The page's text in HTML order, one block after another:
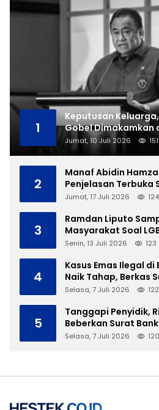
1
Keputusan
Gobel Dimakamkan
Jumat, 10 Juli 2026 151
2
Manaf Abidin
Penjelasan Terbuka
Skripsi Mahasiswi
Jumat, 17 Juli 2026 124
3
Ramdan Liputo
Masyarakat Soal
Gubernur Gusnar
Senin, 13 Juli 2026 123
4
Kasus Emas Ilegal
Naik Tahap, Berkas
ke JPU
Selasa, 7 Juli 2026 122
5
Tanggapi Penyidik,
Beberkan Surat
Aset Eks PLTD Isimu
Selasa, 7 Juli 2026 120